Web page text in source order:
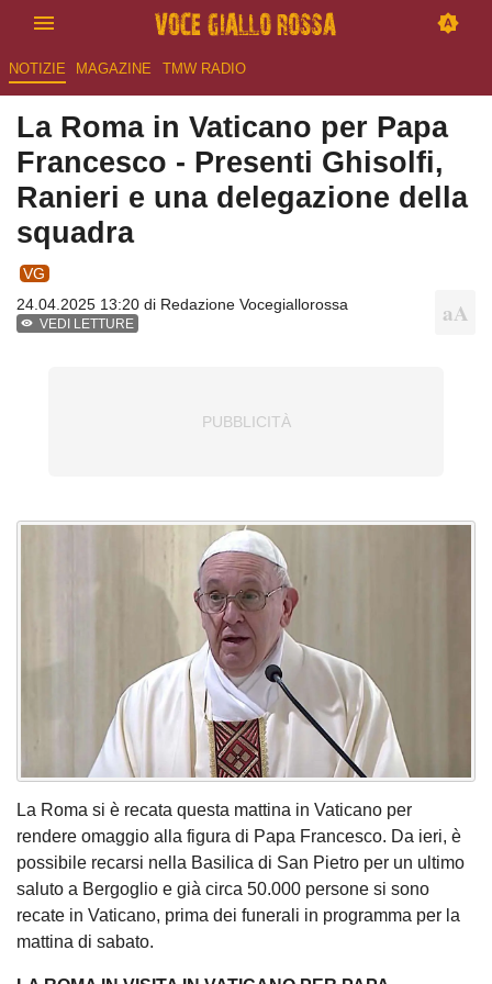
NOTIZIE MAGAZINE TMW RADIO
La Roma in Vaticano per Papa
Francesco - Presenti Ghisolfi,
Ranieri e una delegazione della
squadra
VG
24.04.2025 13:20 di Redazione Vocegiallorossa
VEDI LETTURE
La Roma si è recata questa mattina in Vaticano per
rendere omaggio alla figura di Papa Francesco. Da ieri, è
possibile recarsi nella Basilica di San Pietro per un ultimo
saluto a Bergoglio e già circa 50.000 persone si sono
recate in Vaticano, prima dei funerali in programma per la
mattina di sabato.